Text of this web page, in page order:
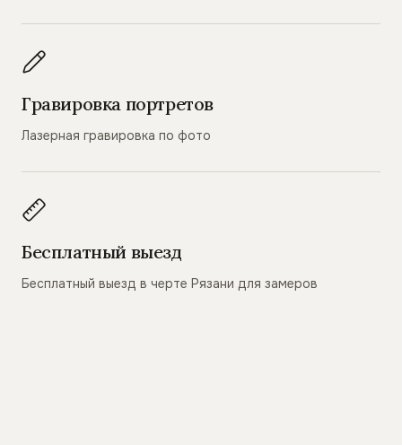
Гравировка портретов
Лазерная гравировка по фото
Бесплатный выезд
Бесплатный выезд в черте Рязани для замеров